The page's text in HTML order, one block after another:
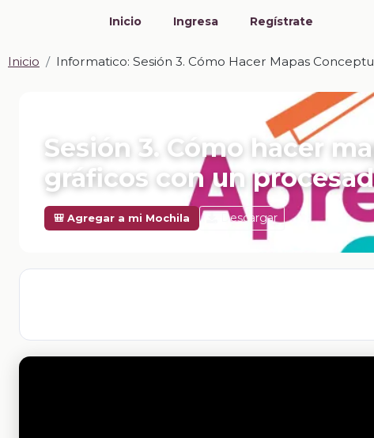
Inicio Ingresa Regístrate
Inicio Informatico: Sesión 3. Cómo Hacer Mapas
Sesión 3. Cómo hacer
gráficos con un
🎒 Agregar a mi Mochila Descargar